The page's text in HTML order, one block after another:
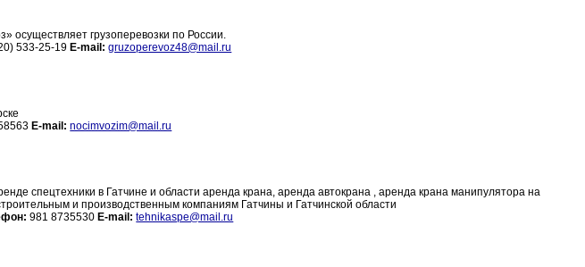
осуществляет грузоперевозки по России.
533-25-19 E-mail: gruzoperevoz48@mail.ru
E-mail: nocimvozim@mail.ru
спецтехники в Гатчине и области аренда крана, аренда автокрана , аренда крана манипулятора на
и производственным компаниям Гатчины и Гатчинской области
981 8735530 E-mail: tehnikaspe@mail.ru